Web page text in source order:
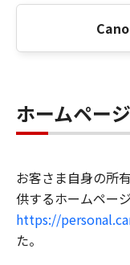
ホームペー
お客さま自身の所
供するホームペー
https://
た。